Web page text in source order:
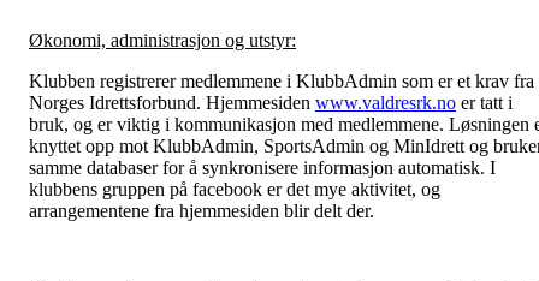
Økonomi, administrasjon og utstyr:
Klubben registrerer medlemmene i KlubbAdmin som er et krav fra
Norges Idrettsforbund. Hjemmesiden www.valdresrk.no er tatt i
bruk, og er viktig i kommunikasjon med medlemmene. Løsningen
knyttet opp mot KlubbAdmin, SportsAdmin og MinIdrett og
samme databaser for å synkronisere informasjon automatisk. I
klubbens gruppen på facebook er det mye aktivitet, og
arrangementene fra hjemmesiden blir delt der.